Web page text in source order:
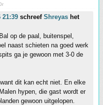
21:39 schreef Shreyas het
op de paal, buitenspel,
naast schieten na goed werk
ga je gewoon met 3-0 de
dit kan echt niet. En elke
hypen, die gast wordt er
gewoon uitgelopen.